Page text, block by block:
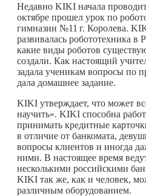
Недавно KIKI начала
октябре прошел урок по
гимназии №11 г. Королева.
развивалась робототехника в
какие виды роботов
создали. Как настоящий
задала ученикам вопросы по
дала домашнее задание.
KIKI утверждает, что может
научить». KIKI способна
принимать кредитные
в отличие от банкомата,
вопросы клиентов и иногда
ними. В настоящее время
несколькими российскими
KIKI так же, как и человек,
различным оборудованием.